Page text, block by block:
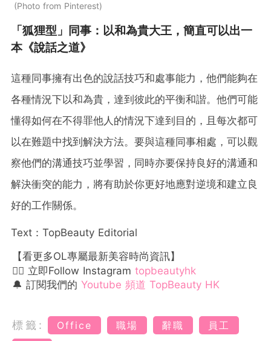
Photo from Pinterest
「狐狸型」同事：以和為貴大王，簡直可以出一
本《說話之道》
這種同事擁有出色的說話技巧和處事能力，他們能夠在
各種情況下以和為貴，達到彼此的平衡和諧。他們可能
懂得如何在不得罪他人的情況下達到目的，且每次都可
以在難題中找到解決方法。要與這種同事相處，可以觀
察他們的溝通技巧並學習，同時亦要保持良好的溝通和
解決衝突的能力，將有助於你更好地應對逆境和建立良
好的工作關係。
Text：TopBeauty Editorial
【看更多OL專屬最新美容時尚資訊】
👉🏻 立即Follow Instagram topbeautyhk
🔔 訂閱我們的 Youtube 頻道 TopBeauty HK
標籤: Office 職場 辭職
員工